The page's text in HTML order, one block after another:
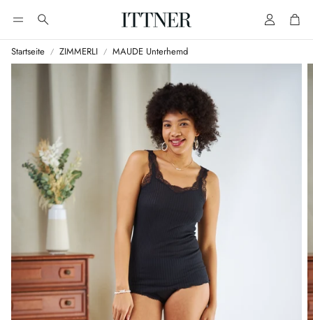
Suche AccountCart
Startseite ZIMMERLI MAUDE Unterhemd